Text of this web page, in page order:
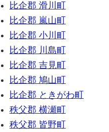
比企郡 滑川町
比企郡 嵐山町
比企郡 小川町
比企郡 川島町
比企郡 吉見町
比企郡 鳩山町
比企郡 ときがわ町
秩父郡 横瀬町
秩父郡 皆野町